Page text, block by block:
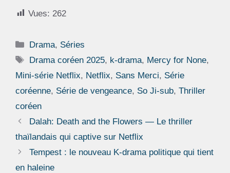
Vues: 262
Catégories
Drama, Séries
Étiquettes
Drama coréen 2025, k-drama, Mercy for None,
Mini-série Netflix, Netflix, Sans Merci, Série
coréenne, Série de vengeance, So Ji-sub, Thriller
coréen
Dalah: Death and the Flowers — Le thriller
thaïlandais qui captive sur Netflix
Tempest : le nouveau K-drama politique qui tient
en haleine